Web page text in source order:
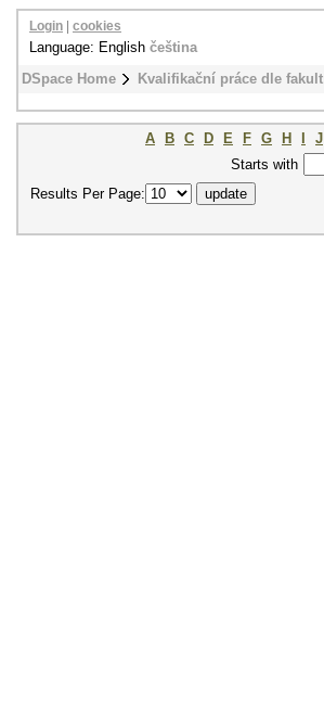
DSpace Home Kvalifikační práce dle fakult
Login cookies
Language: English čeština
A B C D E F G H J
Starts with
Results Per Page: